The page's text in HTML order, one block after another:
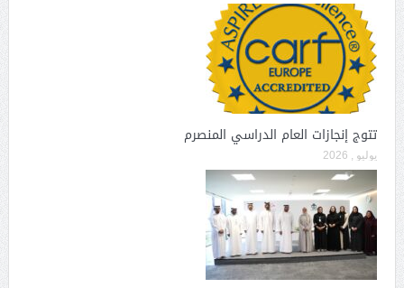
تتوج إنجازات العام الدراسي المنصرم
يوليو , 2026